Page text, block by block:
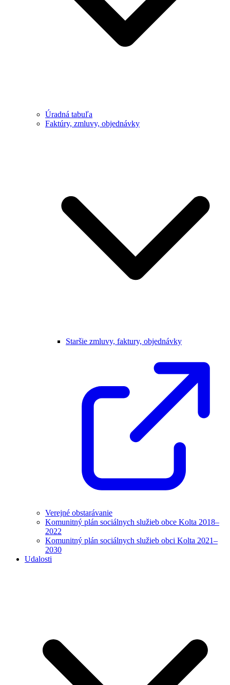
Úradná tabuľa
Faktúry, zmluvy, objednávky
Staršie zmluvy, faktury, objednávky
Verejné obstarávanie
Komunitný plán sociálnych služieb obce Kolta 2018–
2022
Komunitný plán sociálnych služieb obci Kolta 2021–
2030
Udalosti